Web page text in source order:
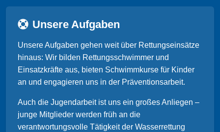
Unsere Aufgaben
Unsere Aufgaben gehen weit über Rettungseinsätze
hinaus: Wir bilden Rettungsschwimmer und
Einsatzkräfte aus, bieten Schwimmkurse für Kinder
an und engagieren uns in der Präventionsarbeit.
Auch die Jugendarbeit ist uns ein großes Anliegen –
junge Mitglieder werden früh an die
verantwortungsvolle Tätigkeit der Wasserrettung